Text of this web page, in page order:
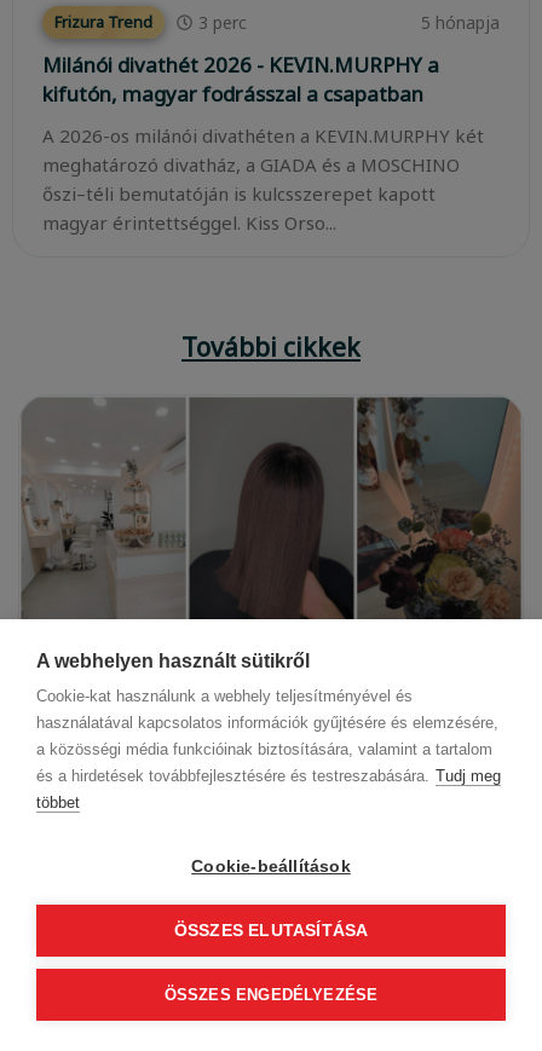
A webhelyen használt sütikről
Cookie-kat használunk a webhely teljesítményével és
használatával kapcsolatos információk gyűjtésére és elemzésére,
a közösségi média funkcióinak biztosítására, valamint a tartalom
és a hirdetések továbbfejlesztésére és testreszabására. Tudj meg
többet
Cookie-beállítások
ÖSSZES ELUTASÍTÁSA
ÖSSZES ENGEDÉLYEZÉSE
Frizura Trend 3 perc 5 hónapja
Milánói divathét 2026 - KEVIN.MURPHY a
kifutón, magyar fodrásszal a csapatban
A 2026-os milánói divathéten a KEVIN.MURPHY két
meghatározó divatház, a GIADA és a MOSCHINO
őszi–téli bemutatóján is kulcsszerepet kapott
magyar érintettséggel. Kiss Orso...
További cikkek
Frizura Trend 3 perc 5 hónapja
Fodrász állás Budapest – Csatlakozz
a Pett&Co szalon csapatához!